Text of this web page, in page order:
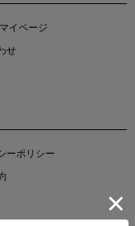
イページ
せ
ーポリシー